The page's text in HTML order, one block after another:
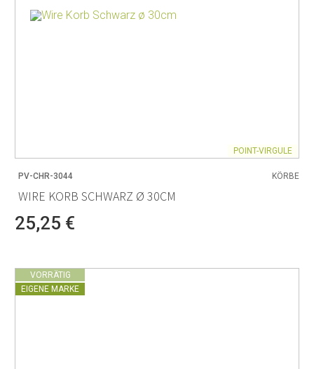
POINT-VIRGULE
PV-CHR-3044 KÖRBE
WIRE KORB SCHWARZ Ø 30CM
25,25 €
VORRÄTIG
EIGENE MARKE